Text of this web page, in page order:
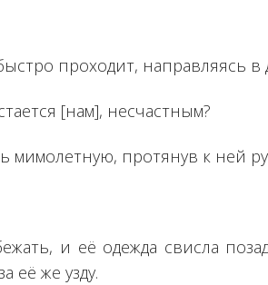
проходит, направляясь в
[нам], несчастным?
мимолетную, протянув к ней
и её одежда свисла
её же узду.